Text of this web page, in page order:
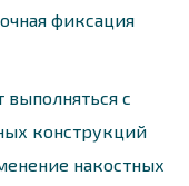
фиксация
с
конструкций
накостных